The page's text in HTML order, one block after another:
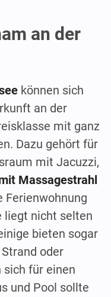
an der
können sich
an der
mit ganz
Dazu gehört für
mit Jacuzzi,
Massagestrahl
Ferienwohnung
liegt nicht selten
bieten sogar
oder
sich für einen
und Pool sollte